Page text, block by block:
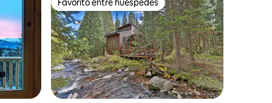
Favorito entre huéspedes
Favorito entre huéspedes